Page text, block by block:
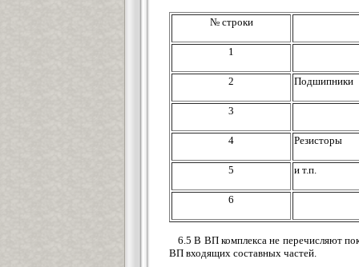
№ строки
1
2 Подшипники
3
4 Резисторы
5 и т.п.
6
6.5 В ВП комплекса не перечисляют
ВП входящих составных частей.